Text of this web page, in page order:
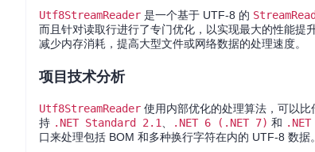
Utf8StreamReader 是一个基于 UTF-8 的
而且针对读取行进行了专门优化，以实现最大的性能提
减少内存消耗，提高大型文件或网络数据的处理速度。
项目技术分析
Utf8StreamReader 使用内部优化的处理算法，可以比
持 .NET Standard 2.1 .NET 6 (.NET 7) 和
口来处理包括 BOM 和多种换行字符在内的 UTF-8 数据。